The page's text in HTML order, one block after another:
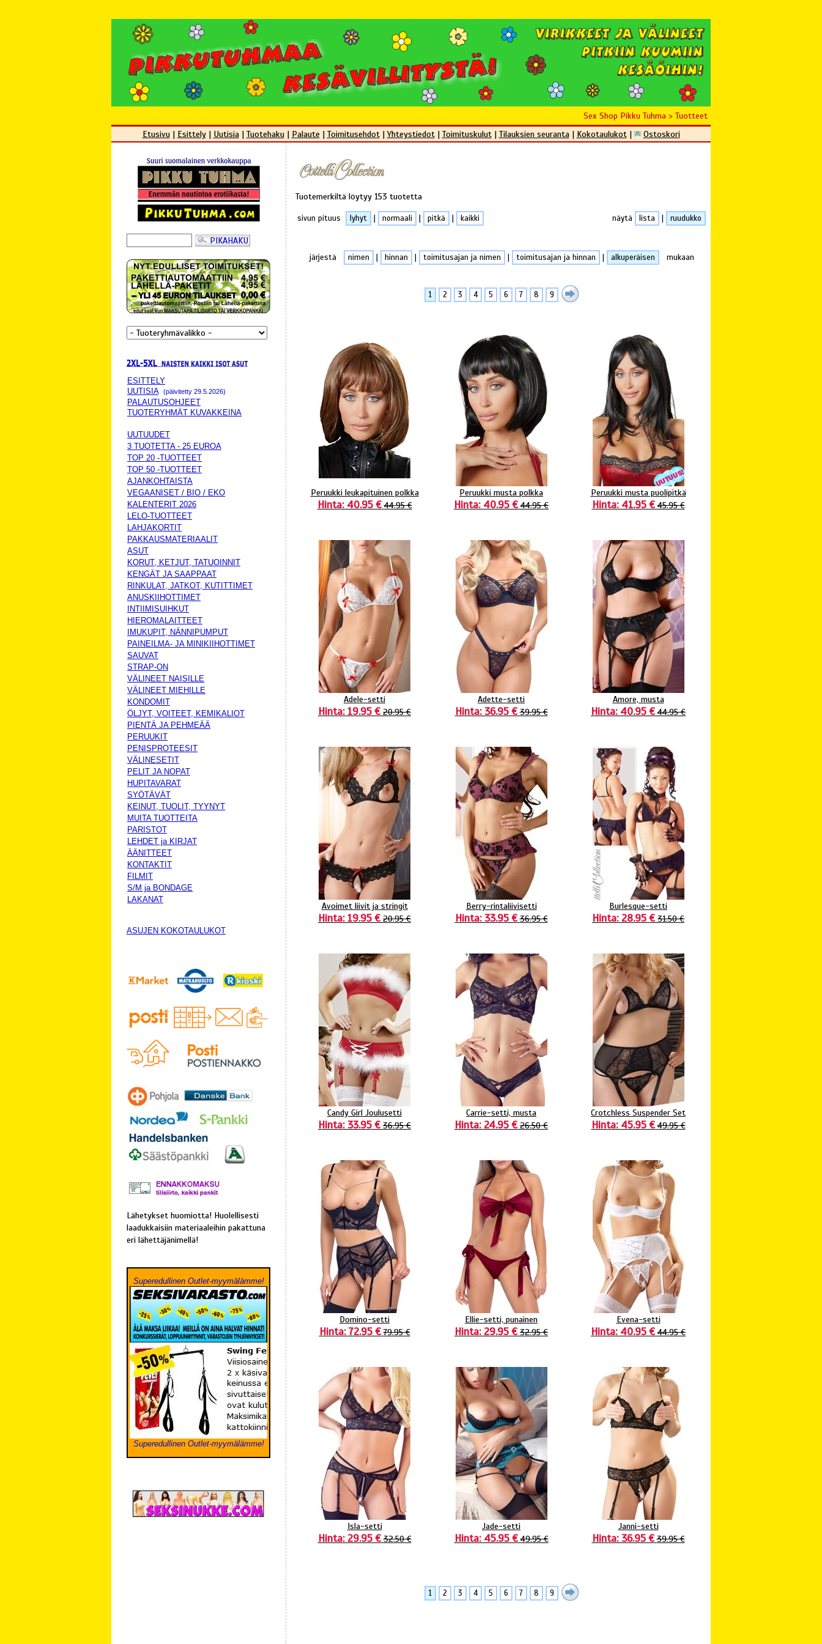
Sex Shop Pikku Tuhma > Tuotteet
Etusivu| Esittely| Uutisia| Tuotehaku| Palaute | Toimitusehdot|Yhteystiedot| Toimituskulut| Tilauksien seuranta| Kokotaulukot| Ostoskori
ESITTELY
UUTISIA
(päivitetty 29.5.2026)
PALAUTUSOHJEET
TUOTERYHMÄT KUVAKKEINA
UUTUUDET
3 TUOTETTA - 25 EUROA
TOP 20 -TUOTTEET
TOP 50 -TUOTTEET
AJANKOHTAISTA
VEGAANISET / BIO / EKO
KALENTERIT 2026
LELO-TUOTTEET
LAHJAKORTIT
PAKKAUSMATERIAALIT
ASUT
KORUT, KETJUT, TATUOINNIT
KENGÄT JA SAAPPAAT
RINKULAT, JATKOT, KUTITTIMET
ANUSKIIHOTTIMET
INTIIMISUIHKUT
HIEROMALAITTEET
IMUKUPIT, NÄNNIPUMPUT
PAINEILMA- JA MINIKIIHOTTIMET
SAUVAT
STRAP-ON
VÄLINEET NAISILLE
VÄLINEET MIEHILLE
KONDOMIT
ÖLJYT, VOITEET, KEMIKALIOT
PIENTÄ JA PEHMEÄÄ
PERUUKIT
PENISPROTEESIT
VÄLINESETIT
PELIT JA NOPAT
HUPITAVARAT
SYÖTÄVÄT
KEINUT, TUOLIT, TYYNYT
MUITA TUOTTEITA
PARISTOT
LEHDET ja KIRJAT
ÄÄNITTEET
KONTAKTIT
FILMIT
S/M ja BONDAGE
LAKANAT
ASUJEN KOKOTAULUKOT
Lähetykset huomiotta! Huolellisesti
laadukkaisiin materiaaleihin pakattuna
eri lähettäjänimellä!
Superedullinen Outlet-myymälämme!
Superedullinen Outlet-myymälämme!
Tuotemerkiltä löytyy 153 tuotetta
sivun pituus lyhyt normaali pitkä kaikki näytä lista ruudukko
järjestä nimen hinnan toimitusajan ja nimen toimitusajan ja hinnan alkuperäisen mukaan
1 2 3 4 5 6 7 8 9
Peruukki leukapituinen polkka
Hinta: 40.95 € 44.95 €
Peruukki musta polkka
Hinta: 40.95 € 44.95 €
Peruukki musta puolipitkä
Hinta: 41.95 € 45.95 €
Adele-setti
Hinta: 19.95 € 20.95 €
Adette-setti
Hinta: 36.95 € 39.95 €
Amore, musta
Hinta: 40.95 € 44.95 €
Avoimet liivit ja stringit
Hinta: 19.95 € 20.95 €
Berry-rintaliivisetti
Hinta: 33.95 € 36.95 €
Burlesque-setti
Hinta: 28.95 € 31.50 €
Candy Girl Joulusetti
Hinta: 33.95 € 36.95 €
Carrie-setti, musta
Hinta: 24.95 € 26.50 €
Crotchless Suspender Set
Hinta: 45.95 € 49.95 €
Domino-setti
Hinta: 72.95 € 79.95 €
Ellie-setti, punainen
Hinta: 29.95 € 32.95 €
Evena-setti
Hinta: 40.95 € 44.95 €
Isla-setti
Hinta: 29.95 € 32.50 €
Jade-setti
Hinta: 45.95 € 49.95 €
Janni-setti
Hinta: 36.95 € 39.95 €
1 2 3 4 5 6 7 8 9